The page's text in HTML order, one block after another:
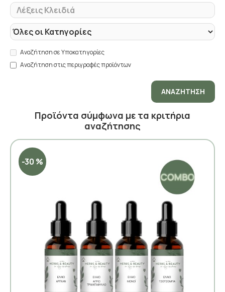
Αναζήτηση σε Υποκατηγορίες
Αναζήτηση στις περιγραφές προϊόντων
ΑΝΑΖΉΤΗΣΗ
Προϊόντα σύμφωνα με τα κριτήρια
αναζήτησης
-30 %